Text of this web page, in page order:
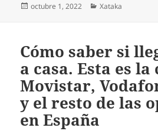
Publicado
octubre 1, 2022 Categorías
Xataka
Cómo saber si
a casa. Esta es
Movistar,
y el resto de las
en España